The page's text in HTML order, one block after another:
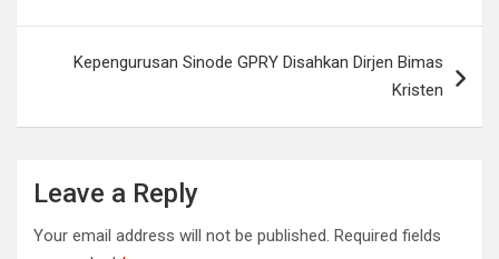
k
p
Kepengurusan Sinode GPRY Disahkan Dirjen Bimas
Kristen
Leave a Reply
Your email address will not be published. Required fields